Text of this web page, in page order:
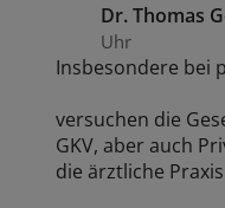
Dr. Thomas
Uhr
Insbesondere bei
versuchen die
GKV, aber auch
die ärztliche